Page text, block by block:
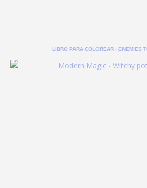
LIBRO PARA COLOREAR «ENEMIES